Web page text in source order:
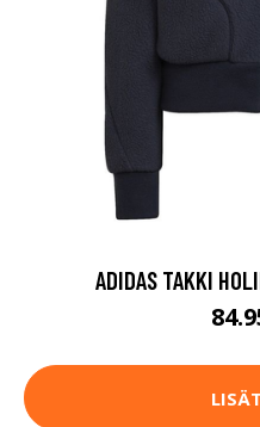
ADIDAS TAKKI